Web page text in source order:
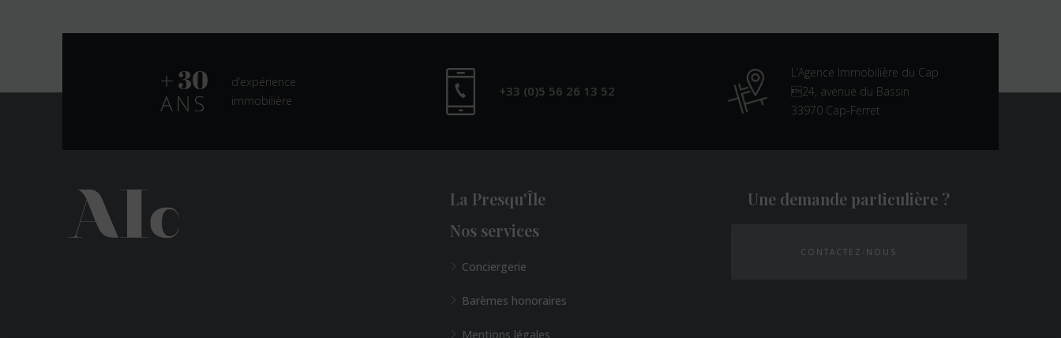
d’expérience
immobilière
+33 (0)5 56 26 13 52
L’Agence Immobilière du Cap
24, avenue du Bassin
33970 Cap-Ferret
La Presqu'Île
Nos services
Conciergerie
Barèmes honoraires
Mentions légales
Une demande particulière ?
CONTACTEZ-NOUS